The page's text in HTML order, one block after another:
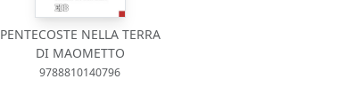
PENTECOSTE NELLA TERRA
DI MAOMETTO
9788810140796